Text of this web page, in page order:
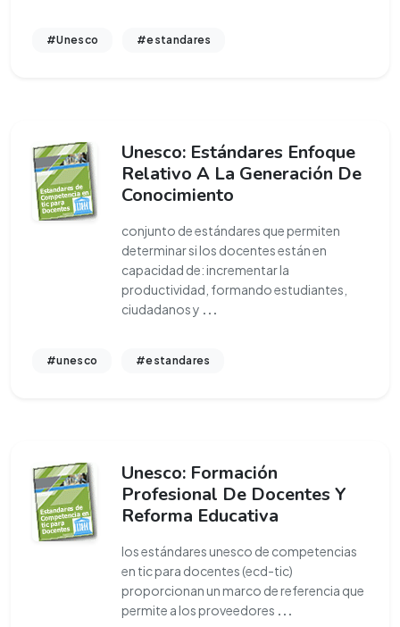
#Unesco #estandares
Unesco: Estándares Enfoque
Relativo A La Generación De
Conocimiento
conjunto de estándares que permiten
determinar si los docentes están en
capacidad de: incrementar la
productividad, formando estudiantes,
ciudadanos y ...
#unesco #estandares
Unesco: Formación
Profesional De Docentes Y
Reforma Educativa
los estándares unesco de competencias
en tic para docentes (ecd-tic)
proporcionan un marco de referencia que
permite a los proveedores ...